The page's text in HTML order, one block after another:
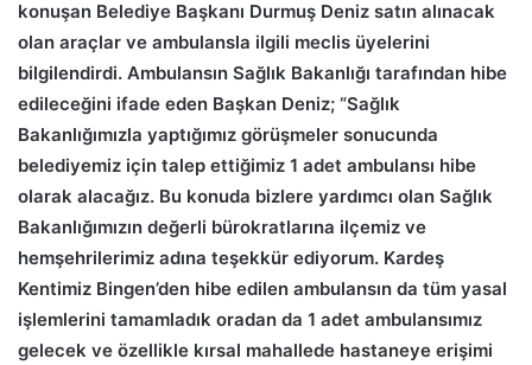
konuşan Belediye Başkanı Durmuş Deniz satın alınacak
olan araçlar ve ambulansla ilgili meclis üyelerini
bilgilendirdi. Ambulansın Sağlık Bakanlığı tarafından hibe
edileceğini ifade eden Başkan Deniz; “Sağlık
Bakanlığımızla yaptığımız görüşmeler sonucunda
belediyemiz için talep ettiğimiz 1 adet ambulansı hibe
olarak alacağız. Bu konuda bizlere yardımcı olan Sağlık
Bakanlığımızın değerli bürokratlarına ilçemiz ve
hemşehrilerimiz adına teşekkür ediyorum. Kardeş
Kentimiz Bingen’den hibe edilen ambulansın da tüm yasal
işlemlerini tamamladık oradan da 1 adet ambulansımız
gelecek ve özellikle kırsal mahallede hastaneye erişimi